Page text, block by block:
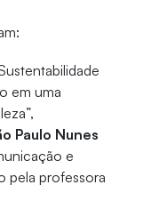
em uma
Paulo Nunes
e
pela professora